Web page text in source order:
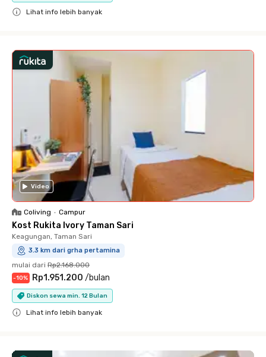
Lihat info lebih banyak
Video
Coliving • Campur
Kost Rukita Ivory Taman Sari
Keagungan, Taman Sari
3.3 km dari grha pertamina
mulai dari Rp2.168.000
-10% Rp1.951.200 /bulan
Diskon sewa min. 12 Bulan
Lihat info lebih banyak